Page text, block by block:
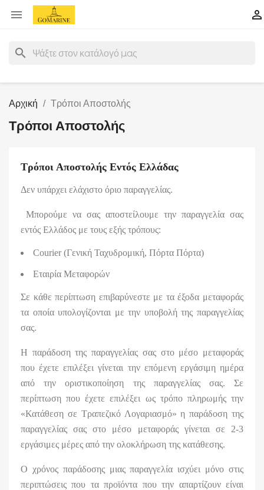
 
search
Αρχική Τρόποι Αποστολής
Τρόποι Αποστολής
Τρόποι Αποστολής Εντός Ελλάδας
Δεν υπάρχει ελάχιστο όριο παραγγελίας.
Μπορούμε να σας αποστείλουμε την παραγγελία σας
εντός Ελλάδος με τους εξής τρόπους:
Courier(Γενική Ταχυδρομική, Πόρτα Πόρτα)
Εταιρία Μεταφορών
Σε κάθε περίπτωση επιβαρύνεστε με τα έξοδα μεταφοράς
τα οποία υπολογίζονται με την υποβολή της παραγγελίας
σας.
Η παράδοση της παραγγελίας σας στο μέσο μεταφοράς
που έχετε επιλέξει γίνεται την επόμενη εργάσιμη ημέρα
από την οριστικοποίηση της παραγγελίας σας. Σε
περίπτωση που έχετε επιλέξει ως τρόπο πληρωμής την
«Κατάθεση σε Τραπεζικό Λογαριασμό» η παράδοση της
παραγγελίας σας στο μέσο μεταφοράς γίνεται σε 2-3
εργάσιμες μέρες από την ολοκλήρωση της κατάθεσης.
Ο χρόνος παράδοσης μιας παραγγελία ισχύει μόνο στις
περιπτώσεις που τα προϊόντα που την απαρτίζουν είναι